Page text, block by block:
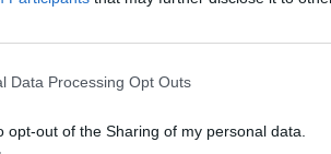
Data Processing Opt Outs
opt-out of the Sharing of my personal data.